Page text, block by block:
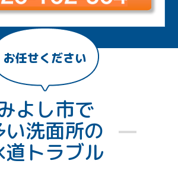
お任せください
よし市で
い洗面所の
道トラブル